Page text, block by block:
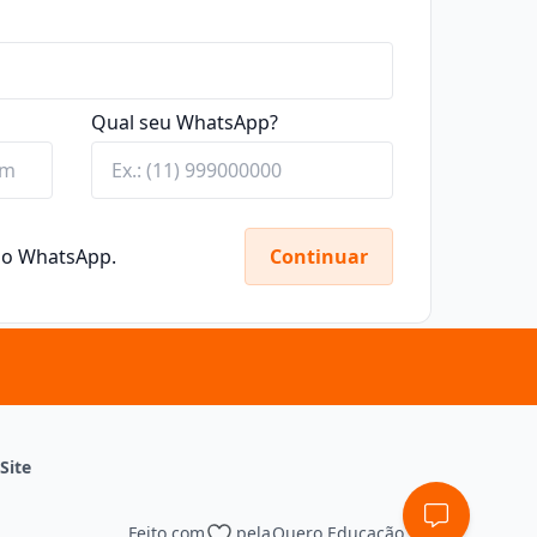
Qual seu WhatsApp?
WhatsApp. Continuar